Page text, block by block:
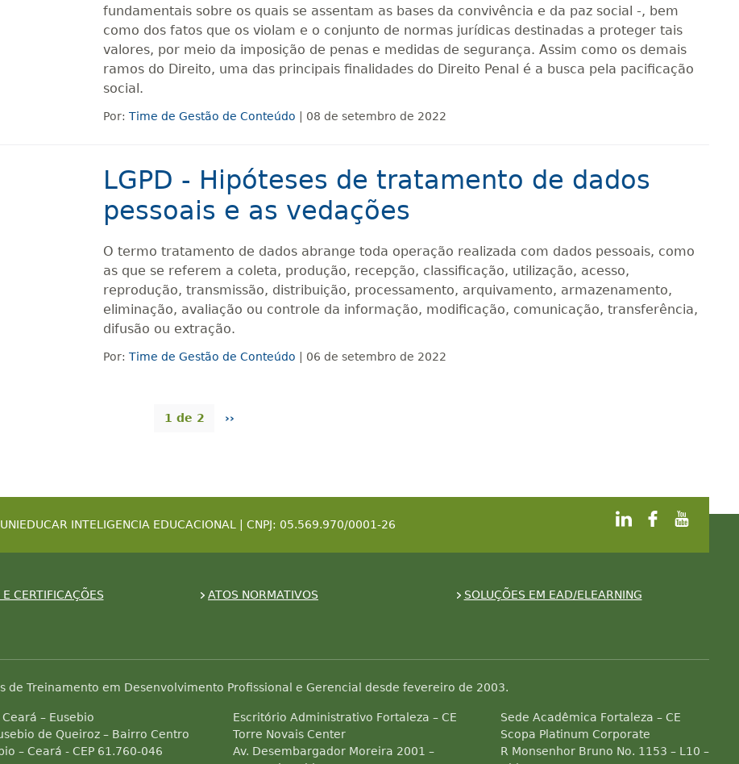
fundamentais sobre os quais se assentam as bases da convivência e da paz social -, bem
como dos fatos que os violam e o conjunto de normas jurídicas destinadas a proteger tais
valores, por meio da imposição de penas e medidas de segurança. Assim como os demais
ramos do Direito, uma das principais finalidades do Direito Penal é a busca pela pacificação
social.
Por: Time de Gestão de Conteúdo | 08 de setembro de 2022
LGPD - Hipóteses de tratamento de dados
pessoais e as vedações
O termo tratamento de dados abrange toda operação realizada com dados pessoais, como
as que se referem a coleta, produção, recepção, classificação, utilização, acesso,
reprodução, transmissão, distribuição, processamento, arquivamento, armazenamento,
eliminação, avaliação ou controle da informação, modificação, comunicação, transferência,
difusão ou extração.
Por: Time de Gestão de Conteúdo | 06 de setembro de 2022
1 de 2 ››
UNIEDUCAR INTELIGENCIA EDUCACIONAL | CNPJ: 05.569.970/0001-26
CERTIFICAÇÕES ATOS NORMATIVOS SOLUÇÕES EM EAD/ELEARNING
de Treinamento em Desenvolvimento Profissional e Gerencial desde fevereiro de 2003.
Ceará – Eusebio
de Queiroz – Bairro Centro
– Ceará - CEP 61.760-046
Escritório Administrativo Fortaleza – CE
Torre Novais Center
Av. Desembargador Moreira 2001 –
Sede Acadêmica Fortaleza – CE
Scopa Platinum Corporate
R Monsenhor Bruno No. 1153 – L10 –